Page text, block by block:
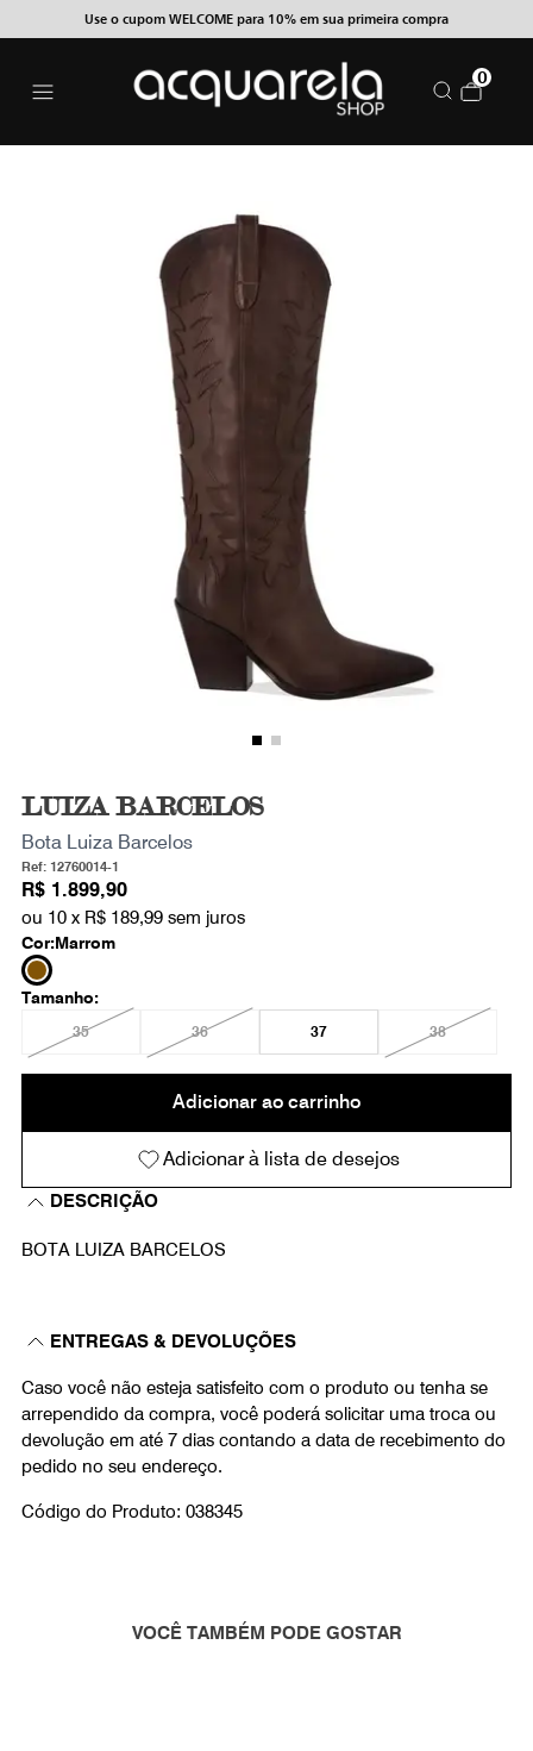
Use o cupom WELCOME para 10% em sua primeira compra
0
LUIZA BARCELOS
Bota Luiza Barcelos
Ref: 12760014-1
R$ 1.899,90
ou 10 x R$ 189,99 sem juros
Cor:Marrom
Tamanho:
35 36 37 38
Adicionar ao carrinho
Adicionar à lista de desejos
DESCRIÇÃO
BOTA LUIZA BARCELOS
ENTREGAS & DEVOLUÇÕES
Caso você não esteja satisfeito com o produto ou tenha se
arrependido da compra, você poderá solicitar uma troca ou
devolução em até 7 dias contando a data de recebimento do
pedido no seu endereço.
Código do Produto: 038345
VOCÊ TAMBÉM PODE GOSTAR